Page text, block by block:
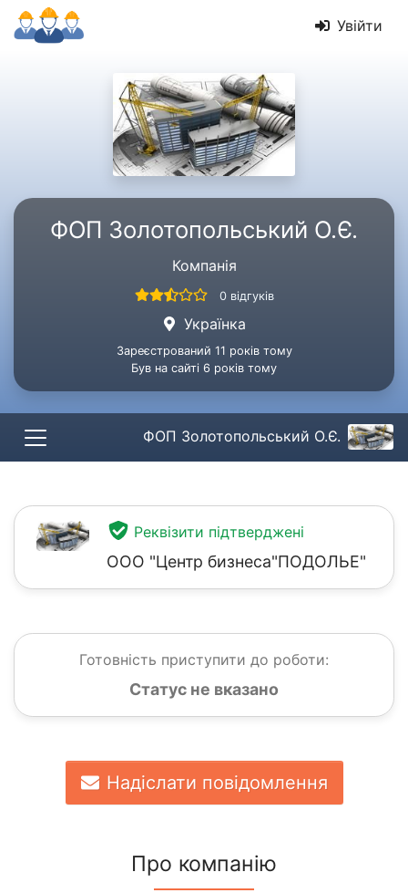
Увійти
ФОП Золотопольський О.Є.
Компанія
0 відгуків
Українка
Зареєстрований 11 років тому
Був на сайті 6 років тому
ФОП Золотопольський О.Є.
Реквізити підтверджені
ООО "Центр бизнеса"ПОДОЛЬЕ"
Готовність приступити до роботи:
Статус не вказано
Надіслати повідомлення
Про компанію